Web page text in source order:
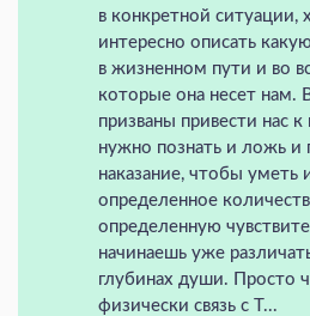
в конкретной
интересно описать
в жизненном пути и во
которые она несет нам.
призваны привести нас к
нужно познать и ложь и
наказание, чтобы уметь
определенное
определенную
начинаешь уже
глубинах души. Просто
физически связь с Т...